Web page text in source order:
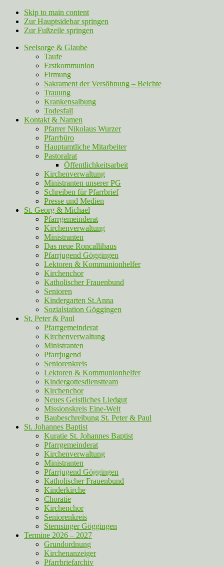
Skip to main content
Zur Hauptsidebar springen
Zur Fußzeile springen
Seelsorge & Glaube
Taufe
Erstkommunion
Firmung
Sakrament der Versöhnung – Beichte
Trauung
Krankensalbung
Todesfall
Kontakt & Namen
Pfarrer Nikolaus Wurzer
Pfarrbüro
Hauptamtliche Mitarbeiter
Pastoralrat
Öffentlichkeitsarbeit
Kirchenverwaltung
Ministranten unserer PG
Schreiben für Pfarrbrief
Presse und Medien
St. Georg & Michael
Pfarrgemeinderat
Kirchenverwaltung
Ministranten
Das neue Roncallihaus
Pfarrjugend Göggingen
Lektoren & Kommunionhelfer
Kirchenchor
Katholischer Frauenbund
Senioren
Kindergarten St.Anna
Sozialstation Göggingen
St. Peter & Paul
Pfarrgemeinderat
Kirchenverwaltung
Ministranten
Pfarrjugend
Seniorenkreis
Lektoren & Kommunionhelfer
Kindergottesdienstteam
Kirchenchor
Neues Geistliches Liedgut
Missionskreis Eine-Welt
Baubeschreibung St. Peter & Paul
St. Johannes Baptist
Kuratie St. Johannes Baptist
Pfarrgemeinderat
Kirchenverwaltung
Ministranten
Pfarrjugend Göggingen
Katholischer Frauenbund
Kinderkirche
Choratie
Kirchenchor
Seniorenkreis
Sternsinger Göggingen
Termine 2026 – 2027
Grundordnung
Kirchenanzeiger
Pfarrbriefarchiv